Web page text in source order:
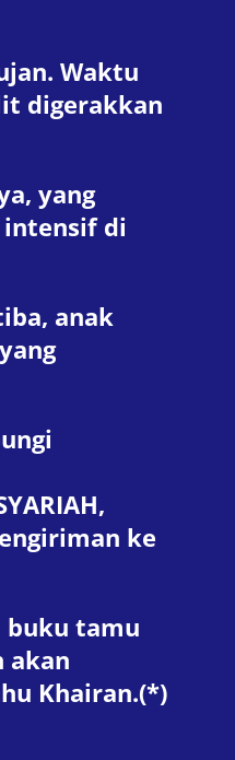
Waktu
digerakkan
yang
intensif di
anak
ke
buku tamu
akan
Khairan.(*)